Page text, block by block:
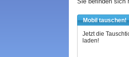
Mobil tauschen!
Jetzt die
laden!